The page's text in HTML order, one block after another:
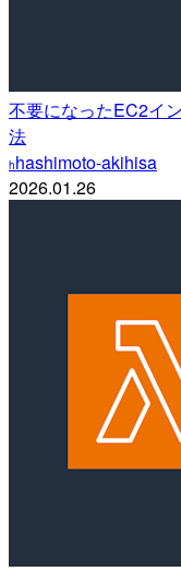
不要になったEC2イ
法
hhashimoto-akihisa
2026.01.26